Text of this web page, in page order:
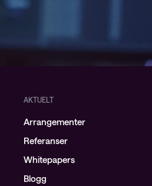
AKTUELT
Arrangementer
Referanser
Whitepapers
Blogg